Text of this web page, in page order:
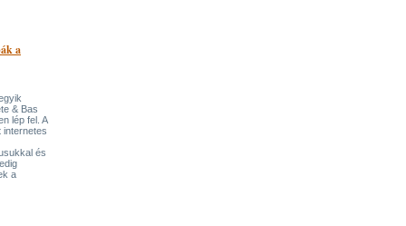
a
& Bas
lép fel. A
internetes
és
a